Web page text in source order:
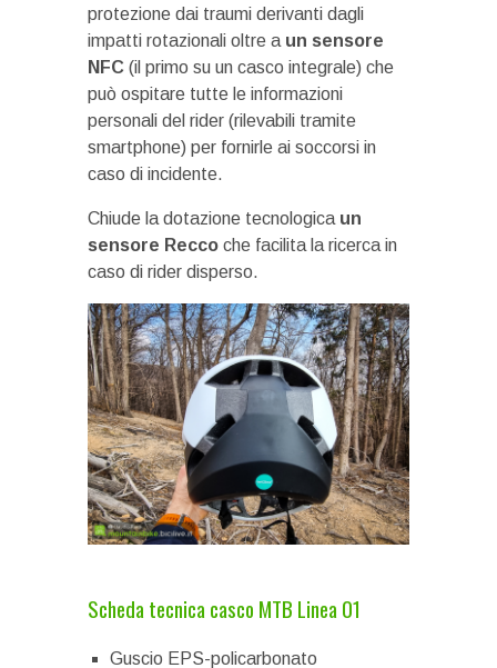
protezione dai traumi derivanti dagli
impatti rotazionali oltre a un sensore
NFC (il primo su un casco integrale) che
può ospitare tutte le informazioni
personali del rider (rilevabili tramite
smartphone) per fornirle ai soccorsi in
caso di incidente.
Chiude la dotazione tecnologica un
sensore Recco che facilita la ricerca in
caso di rider disperso.
Scheda tecnica casco MTB Linea 01
Guscio EPS-policarbonato